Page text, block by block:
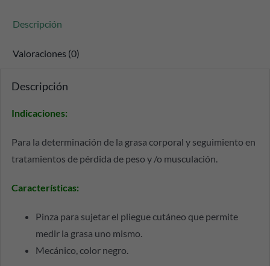
Descripción
Valoraciones (0)
Descripción
Indicaciones:
Para la determinación de la grasa corporal y seguimiento en
tratamientos de pérdida de peso y /o musculación.
Características:
Pinza para sujetar el pliegue cutáneo que permite
medir la grasa uno mismo.
Mecánico, color negro.